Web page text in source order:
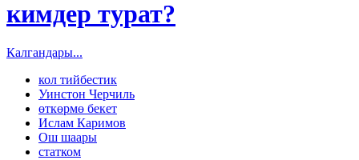
кимдер турат?
Калгандары...
кол тийбестик
Уинстон Черчиль
өткөрмө бекет
Ислам Каримов
Ош шаары
статком